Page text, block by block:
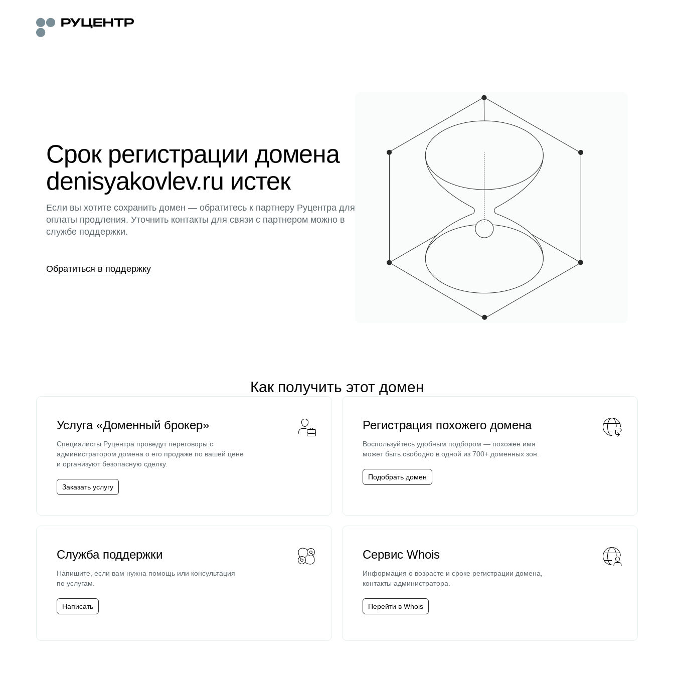
Срок регистрации домена
denisyakovlev.ru истек
Если вы хотите сохранить домен — обратитесь к партнеру Руцентра для
оплаты продления. Уточнить контакты для связи с партнером можно в
службе поддержки.
Обратиться в поддержку
Как получить этот домен
Услуга «Доменный брокер»
Специалисты Руцентра проведут переговоры с
администратором домена о его продаже по вашей цене
и организуют безопасную сделку.
Заказать услугу
Регистрация похожего домена
Воспользуйтесь удобным подбором — похожее имя
может быть свободно в одной из 700+ доменных зон.
Подобрать домен
Служба поддержки
Напишите, если вам нужна помощь или консультация
по услугам.
Написать
Сервис Whois
Информация о возрасте и сроке регистрации домена,
контакты администратора.
Перейти в Whois